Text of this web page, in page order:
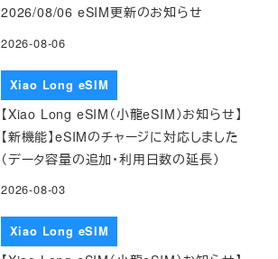
2026/08/06 eSIM更新のお知らせ
2026-08-06
Xiao Long eSIM
【Xiao Long eSIM（小龍eSIM）お知らせ】
【新機能】eSIMのチャージに対応しました
（データ容量の追加・利用日数の延長）
2026-08-03
Xiao Long eSIM